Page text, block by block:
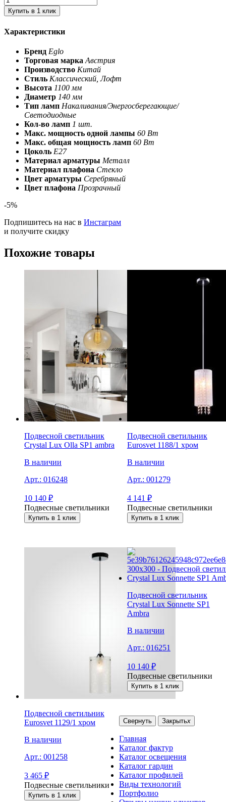
Купить в 1 клик
Характеристики
Бренд Eglo
Торговая марка Австрия
Производство Китай
Стиль Классический, Лофт
Высота 1100 мм
Диаметр 140 мм
Тип ламп Накаливания/Энергосберегающие/
Светодиодные
Кол-во ламп 1 шт.
Макс. мощность одной лампы 60 Вт
Макс. общая мощность ламп 60 Вт
Цоколь E27
Материал арматуры Металл
Материал плафона Стекло
Цвет арматуры Серебряный
Цвет плафона Прозрачный
-5%
Подпишитесь на нас в Инстаграм
и получите скидку
Похожие товары
Подвесной светильник
Crystal Lux Olla SP1 ambra
В наличии
Арт.: 016248
10 140 ₽
Подвесные светильники
Купить в 1 клик
Подвесной светильник
Eurosvet 1188/1 хром
В наличии
Арт.: 001279
4 141 ₽
Подвесные светильники
Купить в 1 клик
Подвесной светильник
Eurosvet 1129/1 хром
В наличии
Арт.: 001258
3 465 ₽
Подвесные светильники
Купить в 1 клик
Подвесной светильник
Crystal Lux Sonnette SP1
Ambra
В наличии
Арт.: 016251
10 140 ₽
Подвесные светильники
Купить в 1 клик
Свернуть Закрытьx
Главная
Каталог фактур
Каталог освещения
Каталог гардин
Каталог профилей
Виды технологий
Портфолио